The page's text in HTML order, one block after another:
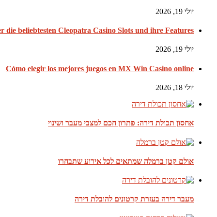
יולי 19, 2026
die beliebtesten Cleopatra Casino Slots und ihre Features
יולי 19, 2026
Cómo elegir los mejores juegos en MX Win Casino online
יולי 18, 2026
אחסון תכולת דירה: פתרון חכם למצבי מעבר ושינוי
אולם קטן ברמלה שמתאים לכל אירוע שתבחרו
מעבר דירה בעזרת קרטונים להובלת דירה